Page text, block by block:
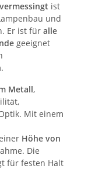
ist
und
Er ist für alle
geeignet
.
Metall,
Mit einem
Höhe von
Die
für festen Halt